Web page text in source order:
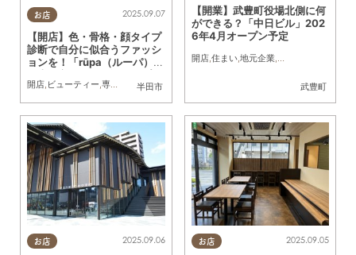
お店
半田市
2025.09.07
【開店】色・骨格・顔タイプ
診断で自分に似合うファッシ
ョンを！「rūpa（ルーパ）」
開店, ビューティー,専門店 まちネタ 武豊町
【開業】武豊町役場北側に何
ができる？「中日ビル」202
6年4月オープン予定
開店,住まい,地元企業,まちネタ
お店 2025.09.06 お店 2025.09.05